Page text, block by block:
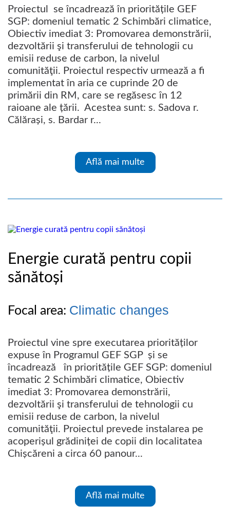
Proiectul se încadrează în prioritățile GEF
SGP: domeniul tematic 2 Schimbări climatice,
Obiectiv imediat 3: Promovarea demonstrării,
dezvoltării şi transferului de tehnologii cu
emisii reduse de carbon, la nivelul
comunităţii. Proiectul respectiv urmează a fi
implementat în aria ce cuprinde 20 de
primării din RM, care se regăsesc în 12
raioane ale țării. Acestea sunt: s. Sadova r.
Călărași, s. Bardar r...
Află mai multe
Energie curată pentru copii
sănătoși
Focal area: Climatic changes
Proiectul vine spre executarea priorităților
expuse în Programul GEF SGP și se
încadrează în prioritățile GEF SGP: domeniul
tematic 2 Schimbări climatice, Obiectiv
imediat 3: Promovarea demonstrării,
dezvoltării şi transferului de tehnologii cu
emisii reduse de carbon, la nivelul
comunităţii. Proiectul prevede instalarea pe
acoperișul grădiniței de copii din localitatea
Chișcăreni a circa 60 panour...
Află mai multe